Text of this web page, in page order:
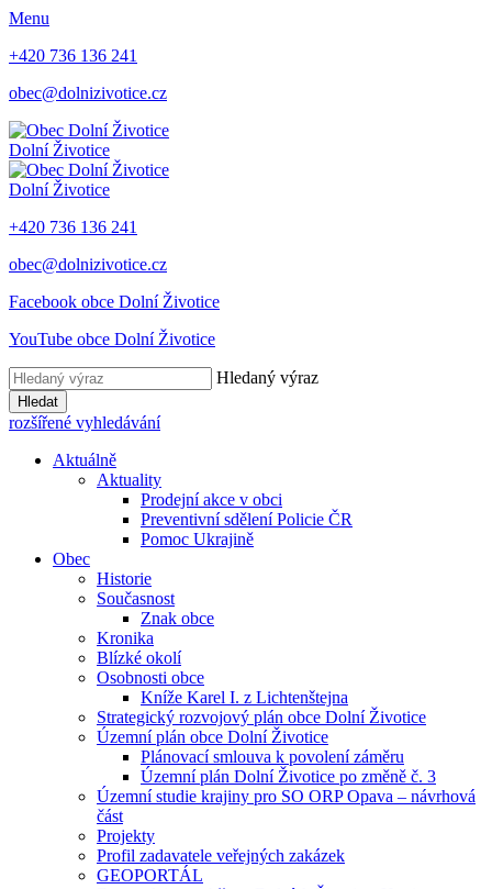
Menu
+420 736 136 241
obec@dolnizivotice.cz
Dolní Životice
Dolní Životice
+420 736 136 241
obec@dolnizivotice.cz
Facebook obce Dolní Životice
YouTube obce Dolní Životice
Hledaný výraz
Hledat
rozšířené vyhledávání
Aktuálně
Aktuality
Prodejní akce v obci
Preventivní sdělení Policie ČR
Pomoc Ukrajině
Obec
Historie
Současnost
Znak obce
Kronika
Blízké okolí
Osobnosti obce
Kníže Karel I. z Lichtenštejna
Strategický rozvojový plán obce Dolní Životice
Územní plán obce Dolní Životice
Plánovací smlouva k povolení záměru
Územní plán Dolní Životice po změně č. 3
Územní studie krajiny pro SO ORP Opava – návrhová
část
Projekty
Profil zadavatele veřejných zakázek
GEOPORTÁL